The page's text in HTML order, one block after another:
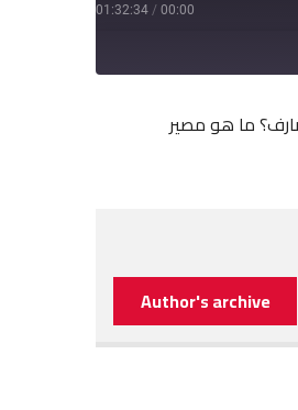
00:00
/
01:32:34
ما هو مصير
Author's archive